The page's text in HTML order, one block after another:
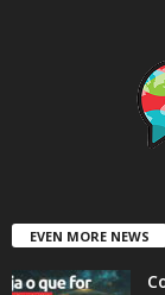
EVEN MORE NEWS